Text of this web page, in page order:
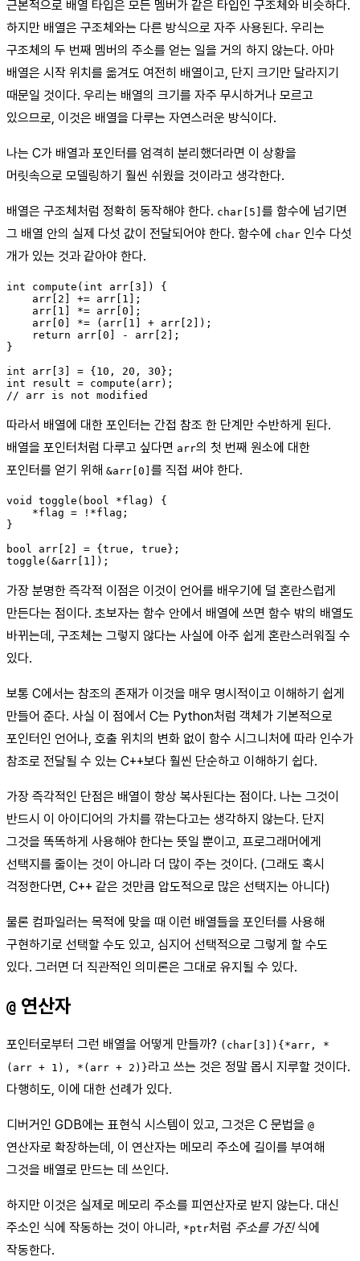
근본적으로 배열 타입은 모든 멤버가 같은 타입인 구조체와 비슷하다.
하지만 배열은 구조체와는 다른 방식으로 자주 사용된다. 우리는
구조체의 두 번째 멤버의 주소를 얻는 일을 거의 하지 않는다. 아마
배열은 시작 위치를 옮겨도 여전히 배열이고, 단지 크기만 달라지기
때문일 것이다. 우리는 배열의 크기를 자주 무시하거나 모르고
있으므로, 이것은 배열을 다루는 자연스러운 방식이다.
나는 C가 배열과 포인터를 엄격히 분리했더라면 이 상황을
머릿속으로 모델링하기 훨씬 쉬웠을 것이라고 생각한다.
배열은 구조체처럼 정확히 동작해야 한다. char[5] 를 함수에 넘기면
그 배열 안의 실제 다섯 값이 전달되어야 한다. 함수에 char 인수 다섯
개가 있는 것과 같아야 한다.
int compute(int arr[3]) {
    arr[2] += arr[1];
    arr[1] *= arr[0];
    arr[0] *= (arr[1] + arr[2]);
    return arr[0] - arr[2];
}
int arr[3] = {10, 20, 30};
int result = compute(arr);
따라서 배열에 대한 포인터는 간접 참조 한 단계만 수반하게 된다.
배열을 포인터처럼 다루고 싶다면 arr의 첫 번째 원소에 대한
포인터를 얻기 위해 &arr[0] 를 직접 써야 한다.
void toggle(bool *flag) {
    *flag = !*flag;
}
bool arr[2] = {true, true};
가장 분명한 즉각적 이점은 이것이 언어를 배우기에 덜 혼란스럽게
만든다는 점이다. 초보자는 함수 안에서 배열에 쓰면 함수 밖의 배열도
바뀌는데, 구조체는 그렇지 않다는 사실에 아주 쉽게 혼란스러워질 수
있다.
보통 C에서는 참조의 존재가 이것을 매우 명시적이고 이해하기 쉽게
만들어 준다. 사실 이 점에서 C는 Python처럼 객체가 기본적으로
포인터인 언어나, 호출 위치의 변화 없이 함수 시그니처에 따라 인수가
참조로 전달될 수 있는 C++보다 훨씬 단순하고 이해하기 쉽다.
가장 즉각적인 단점은 배열이 항상 복사된다는 점이다. 나는 그것이
반드시 이 아이디어의 가치를 깎는다고는 생각하지 않는다. 단지
그것을 똑똑하게 사용해야 한다는 뜻일 뿐이고, 프로그래머에게
선택지를 줄이는 것이 아니라 더 많이 주는 것이다. (그래도 혹시
걱정한다면, C++ 같은 것만큼 압도적으로 많은 선택지는 아니다)
물론 컴파일러는 목적에 맞을 때 이런 배열들을 포인터를 사용해
구현하기로 선택할 수도 있고, 심지어 선택적으로 그렇게 할 수도
있다. 그러면 더 직관적인 의미론은 그대로 유지될 수 있다.
@ 연산자
포인터로부터 그런 배열을 어떻게 만들까? (char[3]){*arr, *
(arr + 1), *(arr + 2)}라고 쓰는 것은 정말 몹시 지루할 것이다.
다행히도, 이에 대한 선례가 있다.
디버거인 GDB에는 표현식 시스템이 있고, 그것은 C 문법을 @
연산자로 확장하는데, 이 연산자는 메모리 주소에 길이를 부여해
그것을 배열로 만드는 데 쓰인다.
하지만 이것은 실제로 메모리 주소를 피연산자로 받지 않는다. 대신
주소인 식에 작동하는 것이 아니라, *ptr처럼 주소를 가진식에
작동한다.